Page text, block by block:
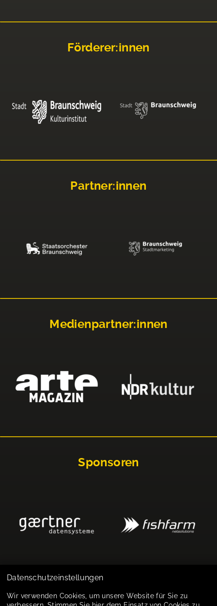
Förderer:innen
Partner:innen
Medienpartner:innen
Sponsoren
Impressum
Datenschutzeinstellungen
Wir verwenden Cookies, um unsere Website für Sie zu